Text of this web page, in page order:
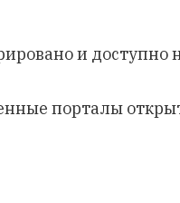
и доступно
порталы